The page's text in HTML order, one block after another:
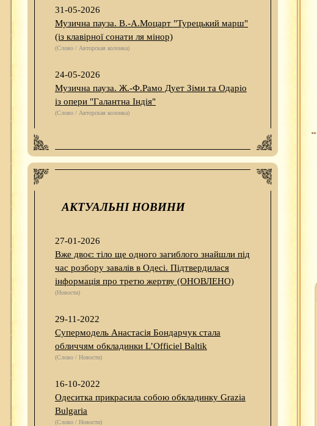
31-05-2026
Музична пауза. В.-А.Моцарт "Турецький марш"
(із клавірної сонати ля мінор)
(Слово / Авторская колонка)
24-05-2026
Музична пауза. Ж.-Ф.Рамо Дует Зіми та Одаріо
із опери "Галантна Індія"
(Слово / Авторская колонка)
АКТУАЛЬНІ НОВИНИ
27-01-2026
Вже двоє: тіло ще одного загиблого знайшли під
час розбору завалів в Одесі. Підтвердилася
інформація про третю жертву (ОНОВЛЕНО)
(Новости)
29-11-2022
Супермодель Анастасія Бондарчук стала
обличчям обкладинки L’Officiel Baltik
(Слово / Новости)
16-10-2022
Одеситка прикрасила собою обкладинку Grazia
Bulgaria
(Слово / Новости)